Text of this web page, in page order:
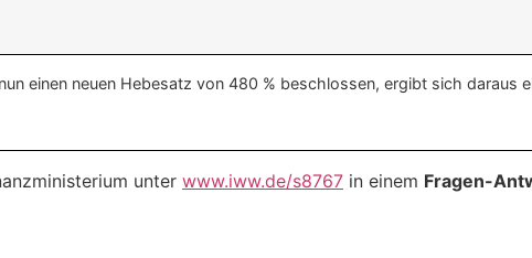
einen neuen Hebesatz von 480 % beschlossen, ergibt sich daraus
unter www.iww.de/s8767 in einem Fragen-